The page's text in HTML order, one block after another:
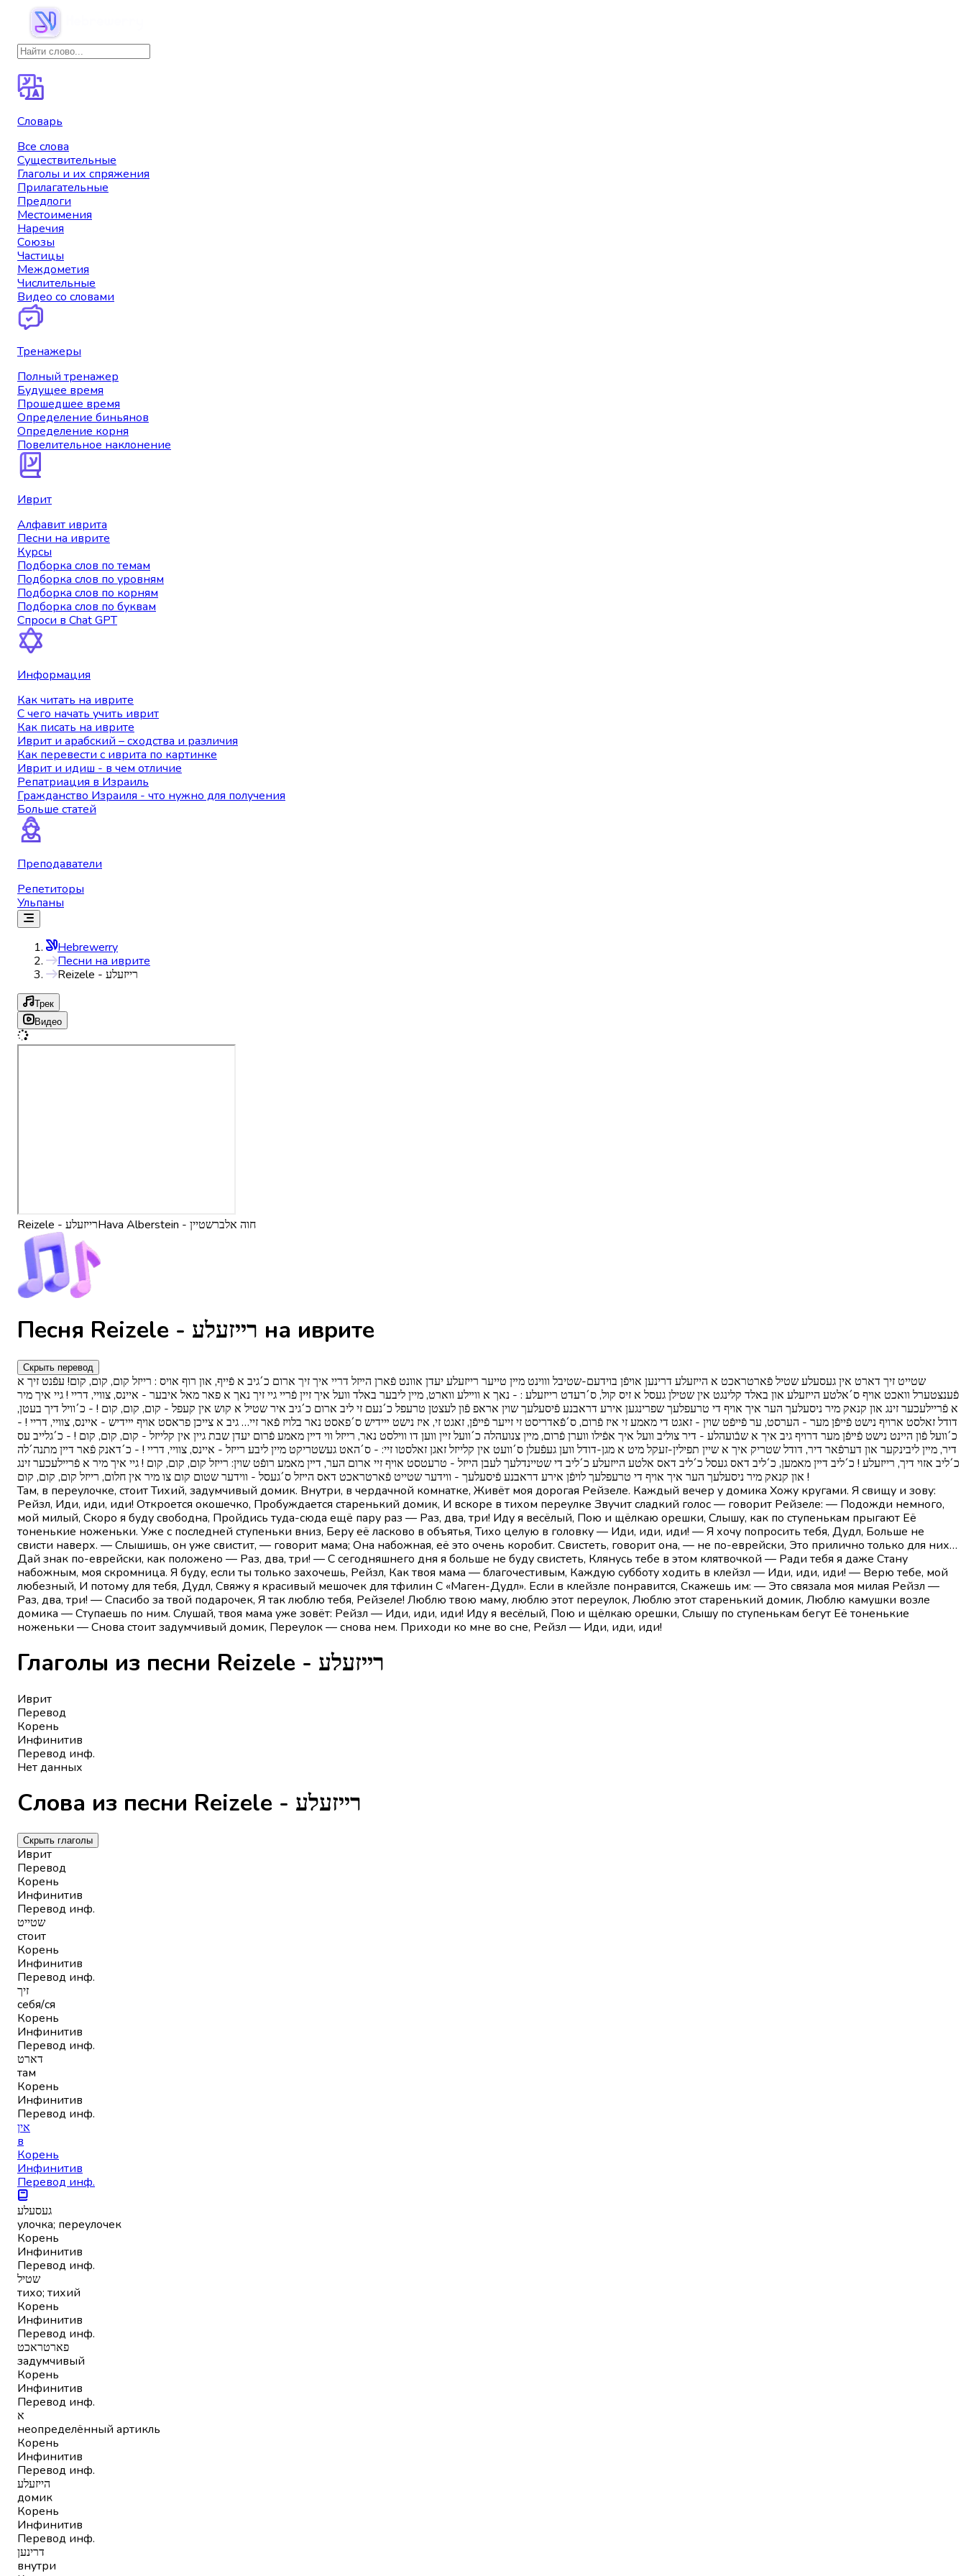
Словарь
Все слова
Существительные
Глаголы и их спряжения
Прилагательные
Предлоги
Местоимения
Наречия
Союзы
Частицы
Междометия
Числительные
Видео со словами
Тренажеры
Полный тренажер
Будущее время
Прошедшее время
Определение биньянов
Определение корня
Повелительное наклонение
Иврит
Алфавит иврита
Песни на иврите
Курсы
Подборка слов по темам
Подборка слов по уровням
Подборка слов по корням
Подборка слов по буквам
Спроси в Chat GPT
Информация
Как читать на иврите
С чего начать учить иврит
Как писать на иврите
Иврит и арабский – сходства и различия
Как перевести с иврита по картинке
Иврит и идиш - в чем отличие
Репатриация в Израиль
Гражданство Израиля - что нужно для получения
Больше статей
Преподаватели
Репетиторы
Ульпаны
Hebrewerry
Песни на иврите
Reizele - רייזעלע
Трек
Видео
Reizele - רייזעלע Hava Alberstein - חוה אלברשטיין
Песня Reizele - רייזעלע на иврите
Скрыть перевод
שטייט זיך דארט אין געסעלע שטיל פֿארטראכט א הייזעלע דרינען אויפֿן בוידעם-שטיבל וווינט מײן טייער רייזעלע יעדן אוונט פֿארן הײזל דריי איך זיך ארום כ´גיב א פֿייף, און רוף אויס : רייזל קום, קום, קום! עפֿנט זיך א
פֿענצטערל וואכט אויף ס´אלטע הייזעלע און באלד קלינגט אין שטילן געסל א זיס קול, ס´רעדט רייזעלע : - נאך א ווײלע ווארט, מיין ליבער באלד וועל איך זיין פֿריי גיי זיך נאך א פאר מאל איבער - איינס, צוויי, דריי ! גיי איך מיר
א פֿריילעכער זינג און קנאק מיר ניסעלעך הער איך אויף די טרעפלעך שפרינגען אירע דראבנע פֿיסעלעך שוין אראפ פֿון לעצטן טרעפל כ´נעם זי ליב ארום כ´גיב איר שטיל א קוש אין קעפל - קום, קום, קום ! - כ´וויל דיך בעטן,
דודל זאלסט ארויף נישט פֿייפֿן מער - הערסט, ער פֿייפֿט שוין - זאגט די מאמע זי איז פֿרום, ס´פֿאדריסט זי זייער פֿייפֿן, זאגט זי, איז נישט ײידיש ס´פאסט נאר בלויז פֿאר זיי… גיב א צייכן פראסט אויף ײידיש - איינס, צוויי, דריי ! -
כ´וועל פֿון היינט נישט פֿײפֿן מער דרויף גיב איך א שבֿועהלע - דיר צוליב וועל איך אפֿילו ווערן פֿרום, מײן צנועהלה כ´וועל זײן ווען דו ווילסט נאר, רייזל ווי דײן מאמע פֿרום יעדן שבת גיין אין קלייזל - קום, קום, קום ! - כ´גלייב עס
דיר, מײן ליבינקער און דערפֿאר דיר, דודל שטריק איך א שיין תפילין-זעקל מיט א מגן-דודל ווען געפֿעלן ס´וועט אין קלייזל זאגן זאלסטו זיי: - ס´האט געשטריקט מיין ליבע רייזל - איינס, צוויי, דריי ! - כ´דאנק פֿאר דײן מתנה´לה
כ´ליב אזוי דיך, רייזעלע ! כ´ליב דײן מאמען, כ´ליב דאס געסל כ´ליב דאס אלטע הײזעלע כ´ליב די שטיינדלעך לעבן הייזל - טרעטסט אויף זיי ארום הער, דײן מאמע רופֿט שוין: רייזל קום, קום, קום ! גיי איך מיר א פֿריילעכער זינג
און קנאק מיר ניסעלעך הער איך אויף די טרעפלעך לויפֿן אירע דראבנע פֿיסעלעך - ווידער שטייט פֿארטראכט דאס הײזל ס´געסל - ווידער שטום קום צו מיר אין חלום, רייזל קום, קום, קום !
Там, в переулочке, стоит Тихий, задумчивый домик. Внутри, в чердачной комнатке, Живёт моя дорогая Рейзеле. Каждый вечер у домика Хожу кругами. Я свищу и зову:
Рейзл, Иди, иди, иди! Откроется окошечко, Пробуждается старенький домик, И вскоре в тихом переулке Звучит сладкий голос — говорит Рейзеле: — Подожди немного,
мой милый, Скоро я буду свободна, Пройдись туда-сюда ещё пару раз — Раз, два, три! Иду я весёлый, Пою и щёлкаю орешки, Слышу, как по ступенькам прыгают Её
тоненькие ноженьки. Уже с последней ступеньки вниз, Беру её ласково в объятья, Тихо целую в головку — Иди, иди, иди! — Я хочу попросить тебя, Дудл, Больше не
свисти наверх. — Слышишь, он уже свистит, — говорит мама; Она набожная, её это очень коробит. Свистеть, говорит она, — не по-еврейски, Это прилично только для них…
Дай знак по-еврейски, как положено — Раз, два, три! — С сегодняшнего дня я больше не буду свистеть, Клянусь тебе в этом клятвочкой — Ради тебя я даже Стану
набожным, моя скромница. Я буду, если ты только захочешь, Рейзл, Как твоя мама — благочестивым, Каждую субботу ходить в клейзл — Иди, иди, иди! — Верю тебе, мой
любезный, И потому для тебя, Дудл, Свяжу я красивый мешочек для тфилин С «Маген-Дудл». Если в клейзле понравится, Скажешь им: — Это связала моя милая Рейзл —
Раз, два, три! — Спасибо за твой подарочек, Я так люблю тебя, Рейзеле! Люблю твою маму, люблю этот переулок, Люблю этот старенький домик, Люблю камушки возле
домика — Ступаешь по ним. Слушай, твоя мама уже зовёт: Рейзл — Иди, иди, иди! Иду я весёлый, Пою и щёлкаю орешки, Слышу по ступенькам бегут Её тоненькие
ноженьки — Снова стоит задумчивый домик, Переулок — снова нем. Приходи ко мне во сне, Рейзл — Иди, иди, иди!
Глаголы из песни Reizele - רייזעלע
Иврит
Перевод
Корень
Инфинитив
Перевод инф.
Нет данных
Слова из песни Reizele - רייזעלע
Скрыть глаголы
Иврит
Перевод
Корень
Инфинитив
Перевод инф.
שטייט
стоит
Корень
Инфинитив
Перевод инф.
זיך
себя/ся
Корень
Инфинитив
Перевод инф.
דארט
там
Корень
Инфинитив
Перевод инф.
אין
в
Корень
Инфинитив
Перевод инф.
געסעלע
улочка; переулочек
Корень
Инфинитив
Перевод инф.
שטיל
тихо; тихий
Корень
Инфинитив
Перевод инф.
פארטראכט
задумчивый
Корень
Инфинитив
Перевод инф.
א
неопределённый артикль
Корень
Инфинитив
Перевод инф.
הייזעלע
домик
Корень
Инфинитив
Перевод инф.
דרינען
внутри